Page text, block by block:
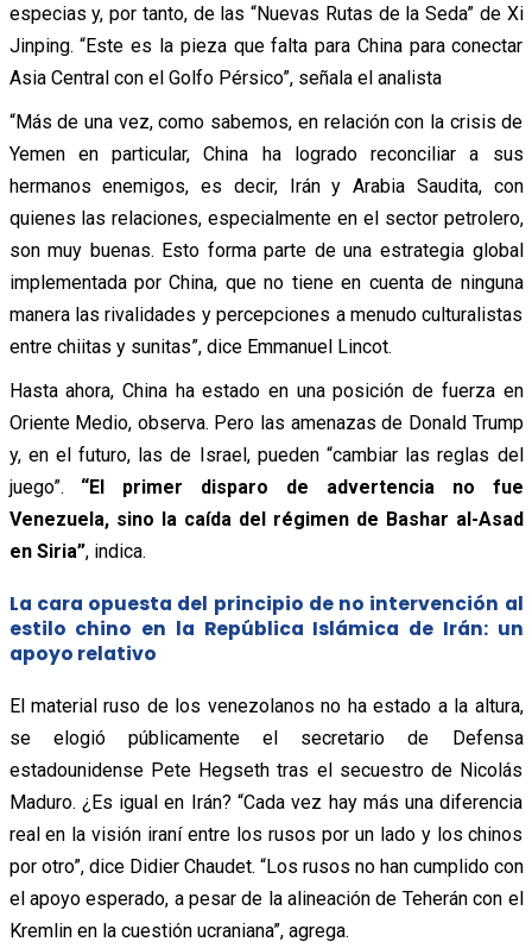
especias y, por tanto, de las “Nuevas Rutas de la Seda” de Xi
Jinping. “Este es la pieza que falta para China para conectar
Asia Central con el Golfo Pérsico”, señala el analista
“Más de una vez, como sabemos, en relación con la crisis de
Yemen en particular, China ha logrado reconciliar a sus
hermanos enemigos, es decir, Irán y Arabia Saudita, con
quienes las relaciones, especialmente en el sector petrolero,
son muy buenas. Esto forma parte de una estrategia global
implementada por China, que no tiene en cuenta de ninguna
manera las rivalidades y percepciones a menudo culturalistas
entre chiitas y sunitas”, dice Emmanuel Lincot.
Hasta ahora, China ha estado en una posición de fuerza en
Oriente Medio, observa. Pero las amenazas de Donald Trump
y, en el futuro, las de Israel, pueden “cambiar las reglas del
juego”. “El primer disparo de advertencia no fue
Venezuela, sino la caída del régimen de Bashar al-Asad
en Siria”, indica.
La cara opuesta del principio de no intervención al
estilo chino en la República Islámica de Irán: un
apoyo relativo
El material ruso de los venezolanos no ha estado a la altura,
se elogió públicamente el secretario de Defensa
estadounidense Pete Hegseth tras el secuestro de Nicolás
Maduro. ¿Es igual en Irán? “Cada vez hay más una diferencia
real en la visión iraní entre los rusos por un lado y los chinos
por otro”, dice Didier Chaudet. “Los rusos no han cumplido con
el apoyo esperado, a pesar de la alineación de Teherán con el
Kremlin en la cuestión ucraniana”, agrega.